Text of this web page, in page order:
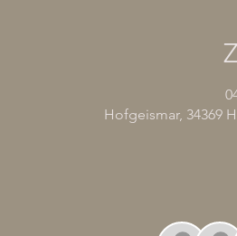
Hofgeismar, 34369